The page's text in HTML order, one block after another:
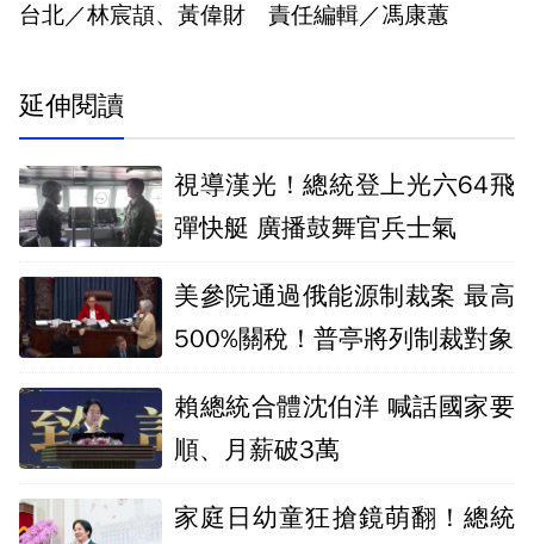
台北／林宸頡、黃偉財 責任編輯／馮康蕙
延伸閱讀
視導漢光！總統登上光六64飛
彈快艇 廣播鼓舞官兵士氣
美參院通過俄能源制裁案 最高
500%關稅！普亭將列制裁對象
賴總統合體沈伯洋 喊話國家要
順、月薪破3萬
家庭日幼童狂搶鏡萌翻！總統